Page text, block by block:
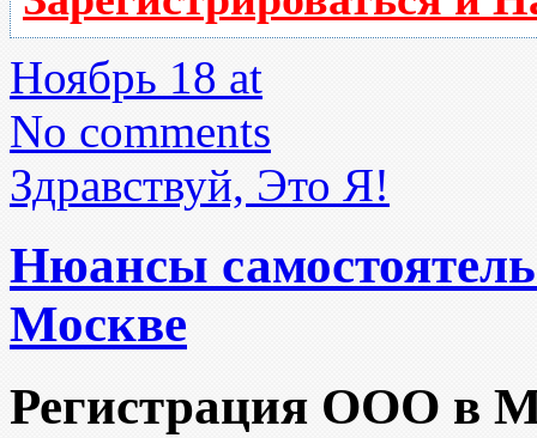
Ноябрь 18 at
No comments
Здравствуй, Это Я!
Нюансы
Москве
Регистрация ООО в